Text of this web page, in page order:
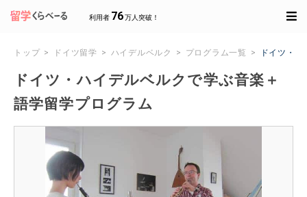
利用者 76万人突破！
トップ ドイツ留学 ハイデルベルク プログラム一覧 ドイツ・
ドイツ・ハイデルベルクで学ぶ音楽＋
語学留学プログラム